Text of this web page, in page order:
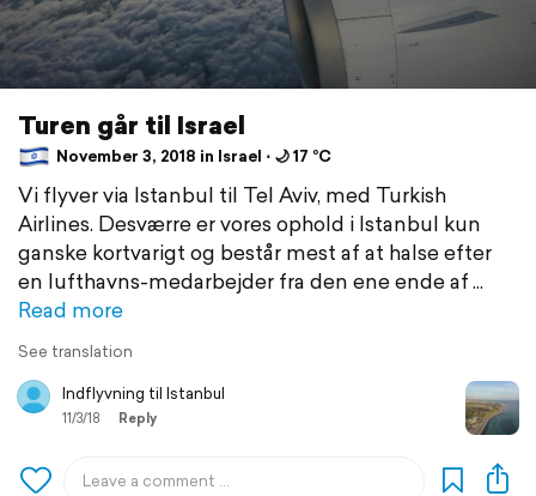
Turen går til Israel
November 3, 2018 in Israel ⋅ 🌙 17 °C
Vi flyver via Istanbul til Tel Aviv, med Turkish
Airlines. Desværre er vores ophold i Istanbul kun
ganske kortvarigt og består mest af at halse efter
en lufthavns-medarbejder fra den ene ende af
Read more
See translation
Indflyvning til Istanbul
11/3/18 Reply